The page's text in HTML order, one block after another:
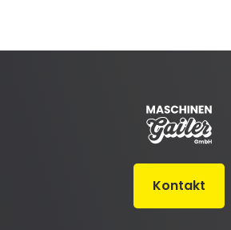
Kontakt